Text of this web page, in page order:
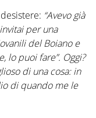
“Avevo già
per una
del Boiano e
lo puoi fare”. Oggi?
di una cosa: in
di quando me le